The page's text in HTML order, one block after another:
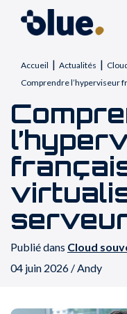
Accueil | Actualités |
Comprendre l’hyperviseur
Publié dans Cloud
04 juin 2026 / Andy